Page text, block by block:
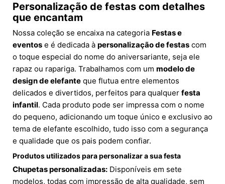
Personalização de festas com detalhes
que encantam
Nossa coleção se encaixa na categoria Festas e
eventos e é dedicada à personalização de festas com
o toque especial do nome do aniversariante, seja ele
rapaz ou rapariga. Trabalhamos com um modelo de
design de elefante que flutua entre elementos
delicados e divertidos, perfeitos para qualquer festa
infantil. Cada produto pode ser impressa com o nome
do pequeno, adicionando um toque único e exclusivo ao
tema de elefante escolhido, tudo isso com a segurança
e qualidade que os pais podem confiar.
Produtos utilizados para personalizar a sua festa
Chupetas personalizadas: Disponíveis em sete
modelos, todas com impressão de alta qualidade, sem